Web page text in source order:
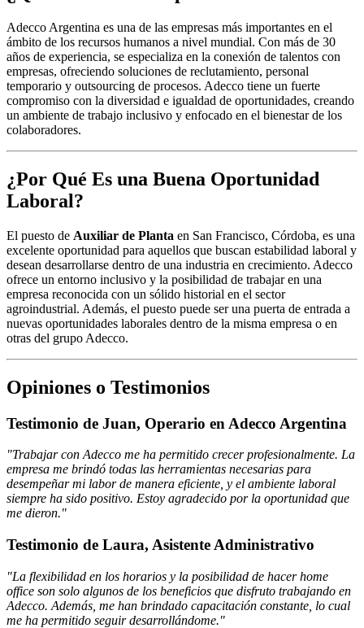
Adecco Argentina es una de las empresas más importantes en el
ámbito de los recursos humanos a nivel mundial. Con más de 30
años de experiencia, se especializa en la conexión de talentos con
empresas, ofreciendo soluciones de reclutamiento, personal
temporario y outsourcing de procesos. Adecco tiene un fuerte
compromiso con la diversidad e igualdad de oportunidades, creando
un ambiente de trabajo inclusivo y enfocado en el bienestar de los
colaboradores.
¿Por Qué Es una Buena Oportunidad
Laboral?
El puesto de Auxiliar de Planta en San Francisco, Córdoba, es una
excelente oportunidad para aquellos que buscan estabilidad laboral y
desean desarrollarse dentro de una industria en crecimiento. Adecco
ofrece un entorno inclusivo y la posibilidad de trabajar en una
empresa reconocida con un sólido historial en el sector
agroindustrial. Además, el puesto puede ser una puerta de entrada a
nuevas oportunidades laborales dentro de la misma empresa o en
otras del grupo Adecco.
Opiniones o Testimonios
Testimonio de Juan, Operario en Adecco Argentina
"Trabajar con Adecco me ha permitido crecer profesionalmente. La
empresa me brindó todas las herramientas necesarias para
desempeñar mi labor de manera eficiente, y el ambiente laboral
siempre ha sido positivo. Estoy agradecido por la oportunidad que
me dieron."
Testimonio de Laura, Asistente Administrativo
"La flexibilidad en los horarios y la posibilidad de hacer home
office son solo algunos de los beneficios que disfruto trabajando en
Adecco. Además, me han brindado capacitación constante, lo cual
me ha permitido seguir desarrollándome."